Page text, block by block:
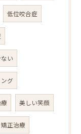
低位咬合症
い
グ
美しい笑顔
矯正治療